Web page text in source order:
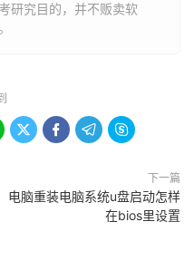
研究目的，并不贩卖软
   
下一篇
电脑重装电脑系统u盘启动怎样
在bios里设置